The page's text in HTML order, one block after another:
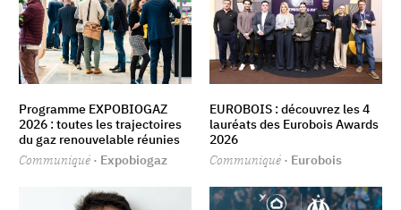
Programme EXPOBIOGAZ
2026 : toutes les trajectoires
du gaz renouvelable réunies
Communiqué · Expobiogaz
EUROBOIS : découvrez les 4
lauréats des Eurobois Awards
2026
Communiqué · Eurobois